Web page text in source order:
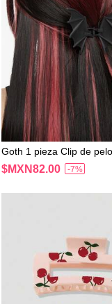
Goth 1 pieza Clip de pelo
de murciélago de estilo
para decoración,
$MXN82.00 -7%